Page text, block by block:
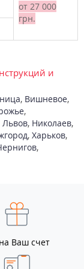
от 27 000
грн.
и
, Вишневое,
,
Львов, Николаев,
, Харьков,
,
Ваш счет